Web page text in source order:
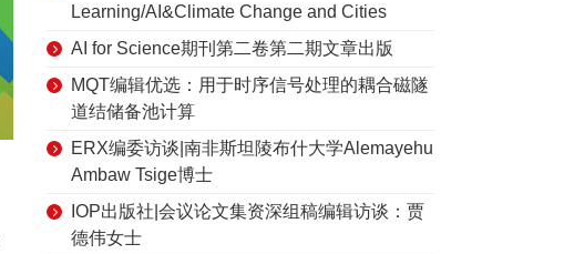
Learning/AI&Climate Change and Cities
AI for Science期刊第二卷第二期文章出版
MQT编辑优选：用于时序信号处理的耦合磁隧
道结储备池计算
ERX编委访谈|南非斯坦陵布什大学Alemayehu
Ambaw Tsige博士
IOP出版社|会议论文集资深组稿编辑访谈：贾
德伟女士